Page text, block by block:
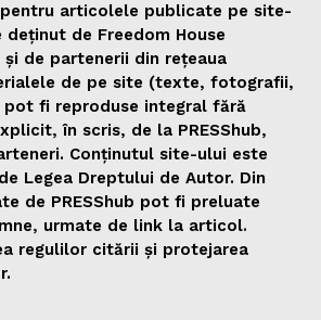
articolele publicate pe site-
deținut de Freedom House
și de partenerii din rețeaua
de pe site (texte, fotografii,
pot fi reproduse integral fără
în scris, de la PRESShub,
Conținutul site-ului este
Legea Dreptului de Autor. Din
de PRESShub pot fi preluate
urmate de link la articol.
regulilor citării și protejarea